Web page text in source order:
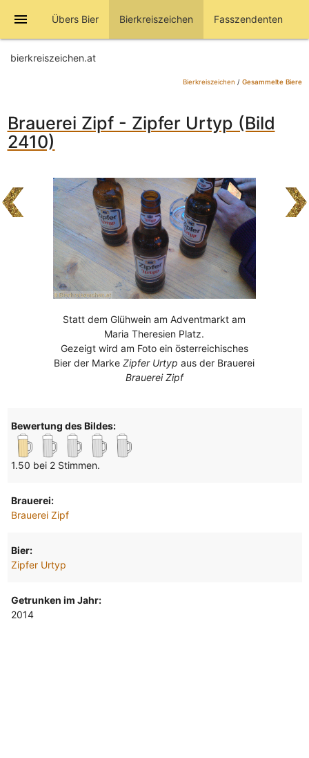
menu Übers Bier Bierkreiszeichen Fasszendenten
bierkreiszeichen.at
Bierkreiszeichen / Gesammelte Biere
Brauerei Zipf - Zipfer Urtyp (Bild
2410)
Statt dem Glühwein am Adventmarkt am
Maria Theresien Platz.
Gezeigt wird am Foto ein österreichisches
Bier der MarkeZipfer Urtyp aus der Brauerei
Brauerei Zipf
Bewertung des Bildes:
1.50 bei 2 Stimmen.
Brauerei:
Brauerei Zipf
Bier:
Zipfer Urtyp
Getrunken im Jahr:
2014